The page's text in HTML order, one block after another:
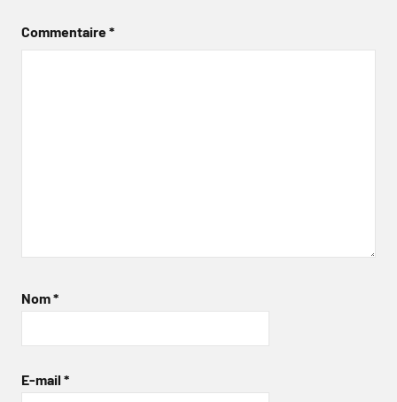
Commentaire*
Nom*
E-mail *